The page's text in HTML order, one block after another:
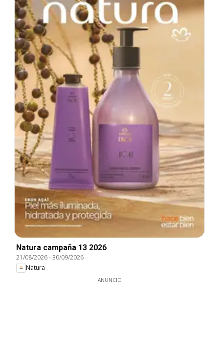
Natura campaña 13 2026
21/08/2026-30/09/2026
Natura
ANUNCIO